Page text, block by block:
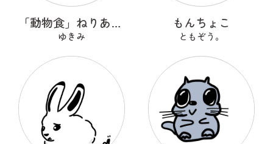
「動物食」ねりあめんだコ ソーダ味
ゆきみ
もんちょこ
ともぞう。